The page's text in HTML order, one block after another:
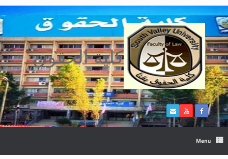
Skip
to
content
كلية الحقوق
Menu